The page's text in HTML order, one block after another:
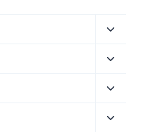
menu
menu
menu